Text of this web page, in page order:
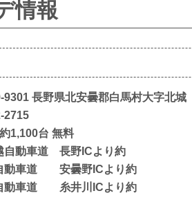
情報
9301 長野県北安曇郡白馬村大字北城
2715
1,100台 無料
自動車道 長野ICより約
道 安曇野ICより約
道 糸井川ICより約